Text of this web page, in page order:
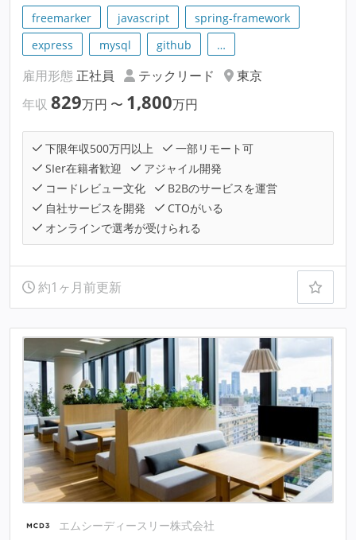
freemarker javascript
spring-framework
express
mysql github …
雇用形態 正社員 テックリード
東京
年収 829万円 〜 1,800万円
下限年収500万円以上
一部リモート可
SIer在籍者歓迎
アジャイル開発
コードレビュー文化
B2Bのサービスを運営
自社サービスを開発
CTOがいる
オンラインで選考が受けられる
約1ヶ月前更新
エムシーディースリー株式会社